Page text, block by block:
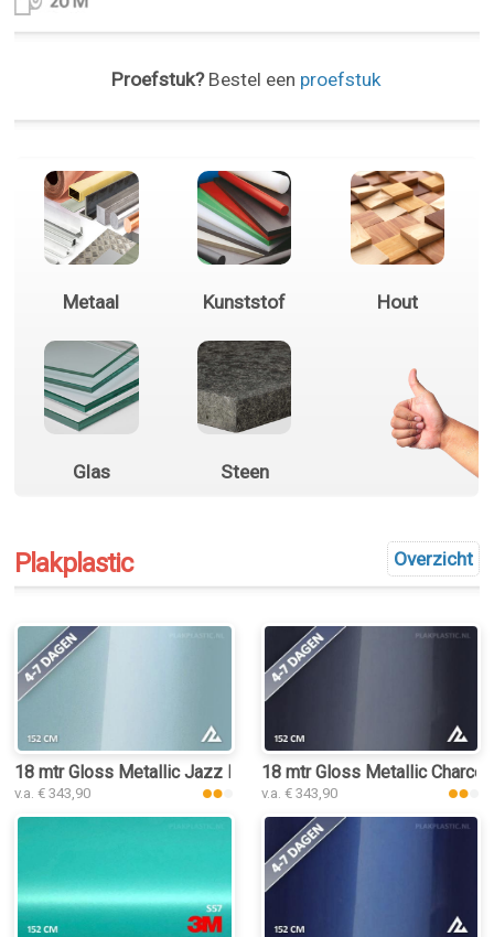
Proefstuk?Bestel een proefstuk
Metaal Kunststof Hout
Glas Steen
Overzicht
Plakplastic
18 mtr Gloss Metallic Jazz Blue 3027 plakplastic
v.a. € 343,90
18 mtr Gloss Metallic
v.a. € 343,90